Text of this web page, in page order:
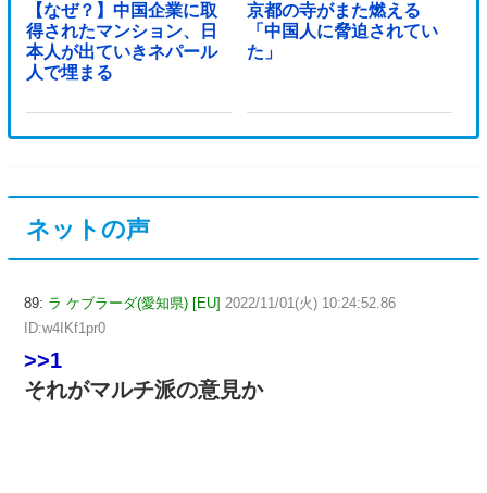
【なぜ？】中国企業に取
得されたマンション、日
本人が出ていきネパール
人で埋まる
京都の寺がまた燃える
「中国人に脅迫されてい
た」
ネットの声
89: ラ ケブラーダ(愛知県) [EU] 2022/11/01(火) 10:24:52.86
ID:w4IKf1pr0
>>1
それがマルチ派の意見か